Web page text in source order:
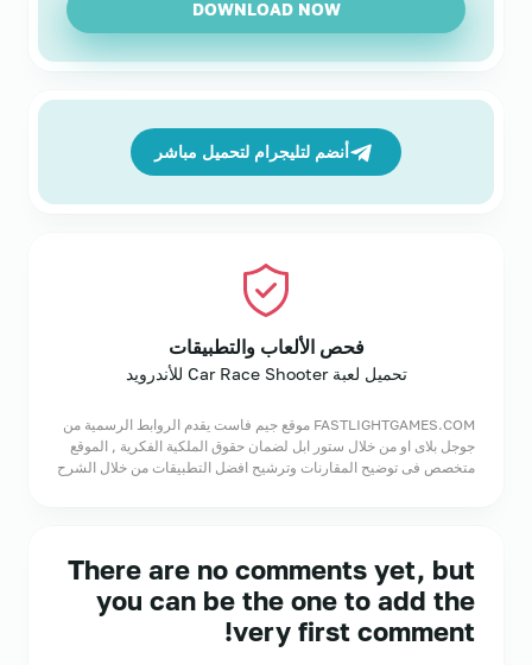
DOWNLOAD NOW
أنضم لتليجرام لتحميل مباشر
فحص الألعاب والتطبيقات
تحميل لعبة Car Race Shooter للأندرويد
FASTLIGHTGAMES.COM موقع جيم فاست يقدم الروابط الرسمية من
جوجل بلاى او من خلال ستور ابل لضمان حقوق الملكية الفكرية , الموقع
متخصص فى توضيح المقارنات وترشيح افضل التطبيقات من خلال الشرح
There are no comments yet, but
you can be the one to add the
very first comment!